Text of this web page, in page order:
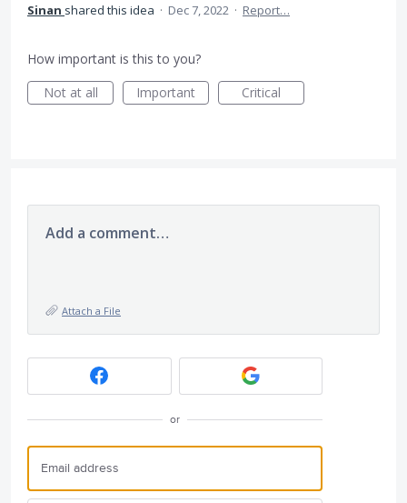
Sinan shared this idea · Dec 7, 2022 · Report…
How important is this to you?
Not at all
Important Critical
Add a comment…
Attach a File
or